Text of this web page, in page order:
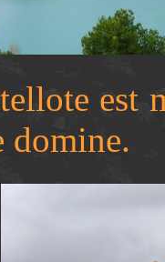
est
domine.